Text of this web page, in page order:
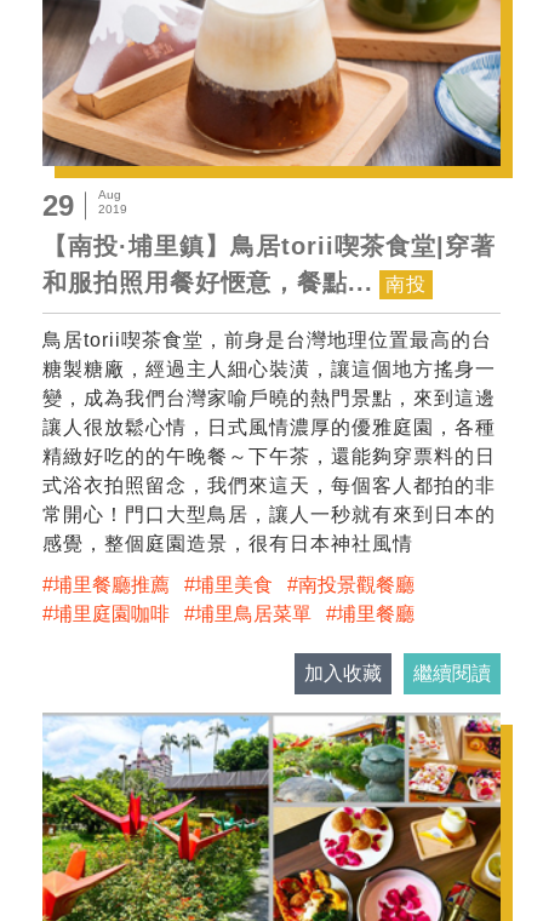
29
Aug
2019
【南投·埔里鎮】鳥居torii喫茶食堂|穿著
和服拍照用餐好愜意，餐點...
南投
鳥居torii喫茶食堂，前身是台灣地理位置最高的台
糖製糖廠，經過主人細心裝潢，讓這個地方搖身一
變，成為我們台灣家喻戶曉的熱門景點，來到這邊
讓人很放鬆心情，日式風情濃厚的優雅庭園，各種
精緻好吃的的午晚餐～下午茶，還能夠穿票料的日
式浴衣拍照留念，我們來這天，每個客人都拍的非
常開心！門口大型鳥居，讓人一秒就有來到日本的
感覺，整個庭園造景，很有日本神社風情
埔里餐廳推薦
埔里美食
南投景觀餐廳
埔里庭園咖啡
埔里鳥居菜單 埔里餐廳
加入收藏 繼續閱讀